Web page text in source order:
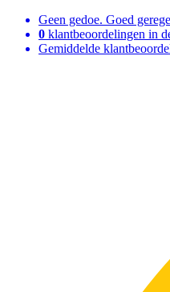
Geen gedoe. Goed
0 klantbeoordelingen in
Gemiddelde